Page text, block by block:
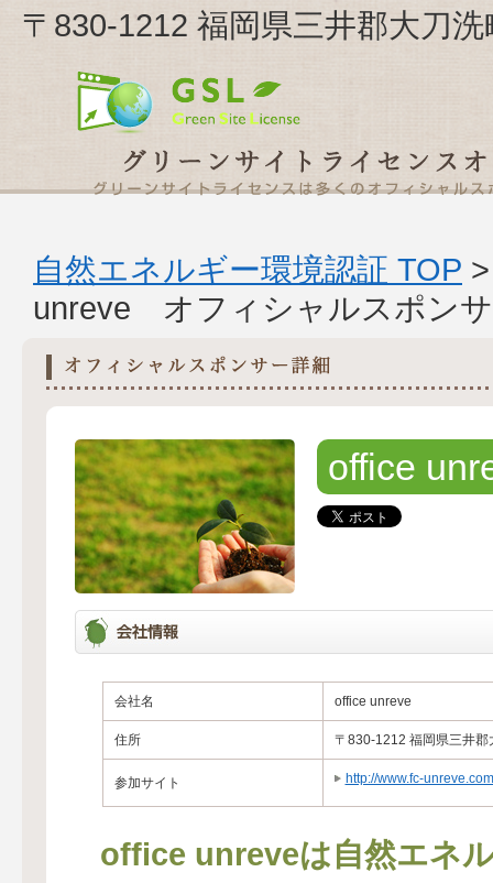
〒830-1212 福岡県三井郡大刀
自然エネルギー環境認証 TOP
unreve オフィシャルスポン
office
会社名 office unreve
住所 〒830-1212 福岡県三井
参加サイト http://www.fc-
office unreveは自然エネ